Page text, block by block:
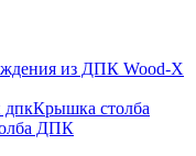
из ДПК Wood-X
дпкКрышка столба
ДПК